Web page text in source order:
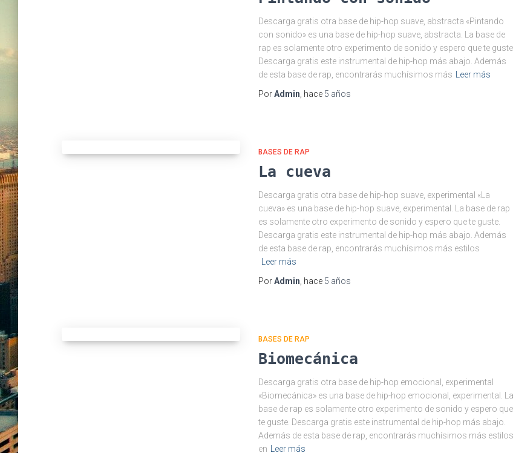
Descarga gratis otra base de hip-hop suave, abstracta «Pintando
con sonido» es una base de hip-hop suave, abstracta. La base de
rap es solamente otro experimento de sonido y espero que te guste.
Descarga gratis este instrumental de hip-hop más abajo. Además
de esta base de rap, encontrarás muchísimos más
Leer más
PorAdmin , hace 5 años
BASES DE RAP
La cueva
Descarga gratis otra base de hip-hop suave, experimental «La
cueva» es una base de hip-hop suave, experimental. La base de rap
es solamente otro experimento de sonido y espero que te guste.
Descarga gratis este instrumental de hip-hop más abajo. Además
de esta base de rap, encontrarás muchísimos más estilos
Leer más
PorAdmin , hace 5 años
BASES DE RAP
Biomecánica
Descarga gratis otra base de hip-hop emocional, experimental
«Biomecánica» es una base de hip-hop emocional, experimental. La
base de rap es solamente otro experimento de sonido y espero que
te guste. Descarga gratis este instrumental de hip-hop más abajo.
Además de esta base de rap, encontrarás muchísimos más estilos
en
Leer más